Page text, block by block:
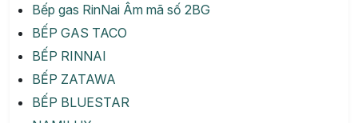
Bếp gas RinNai Âm mã số 2BG
BẾP GAS TACO
BẾP RINNAI
BẾP ZATAWA
BẾP BLUESTAR